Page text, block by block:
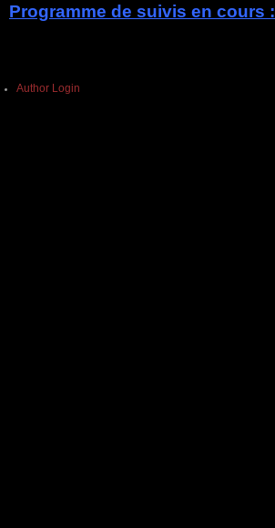
Programme de suivis en cours :
Author Login